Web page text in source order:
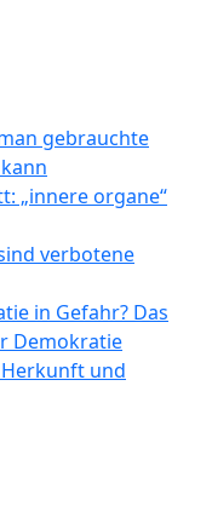
gebrauchte
„innere organe“
verbotene
in Gefahr? Das
Demokratie
und